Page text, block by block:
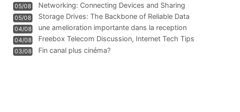
05/08
Networking: Connecting Devices and Sharing
Information
05/08
Storage Drives: The Backbone of Reliable Data
Management
04/08
une amelioration importante dans la reception
WIFI
04/08
Freebox Telecom Discussion, Internet Tech Tips
Communi
03/08 Fin canal plus cinéma?